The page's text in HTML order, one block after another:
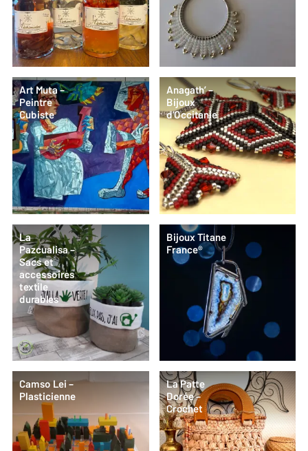
Art Muta –
Peintre
Cubiste
Anagath’ –
Bijoux
d’Occitanie
La
Pazcualisa –
Sacs et
accessoires
textile
durables
Bijoux Titane
France®
Camso Lei –
Plasticienne
La Patte
Dorée –
Crochet